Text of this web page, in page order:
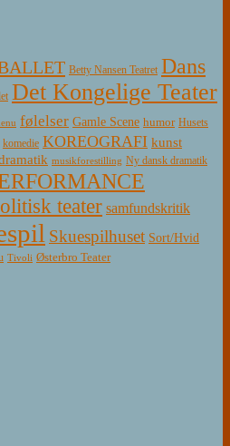
Betty Nansen Teatret Dans
Det Kongelige Teater
følelser Gamle Scene humor Husets
komedie KOREOGRAFI kunst
musikforestilling Ny dansk dramatik
teater samfundskritik
Skuespilhuset Sort/Hvid
Tivoli Østerbro Teater